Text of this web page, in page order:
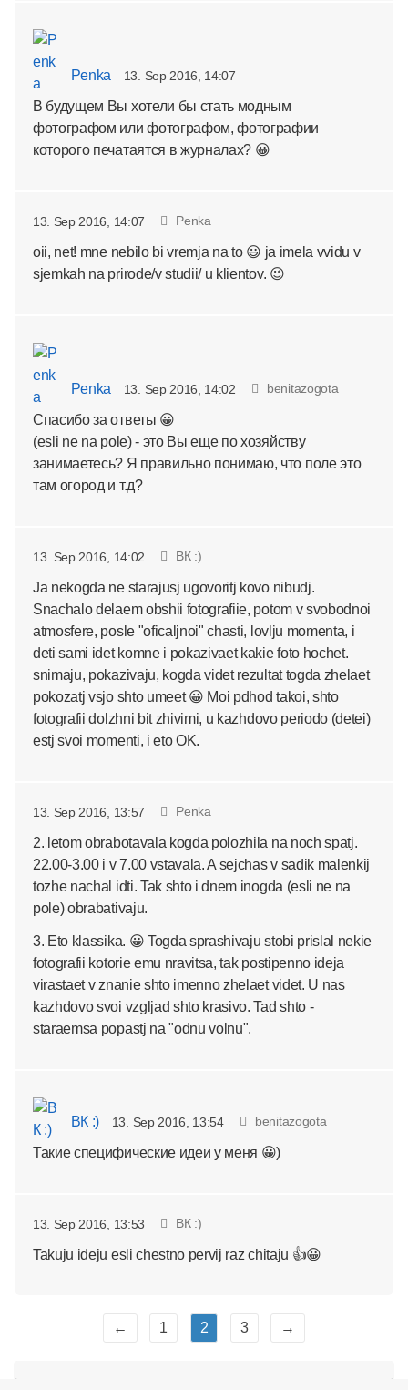
Penka 13. Sep 2016, 14:07
В будущем Вы хотели бы стать модным
фотографом или фотографом, фотографии
которого печатаятся в журналах? 😀
13. Sep 2016, 14:07 Penka
oii, net! mne nebilo bi vremja na to 😃 ja imela vvidu v
sjemkah na prirode/v studii/ u klientov. 😉
Penka 13. Sep 2016, 14:02 benitazogota
Спасибо за ответы 😀
(esli ne na pole) - это Вы еще по хозяйству
занимаетесь? Я правильно понимаю, что поле это
там огород и т.д?
13. Sep 2016, 14:02 ВК :)
Ja nekogda ne starajusj ugovoritj kovo nibudj.
Snachalo delaem obshii fotografiie, potom v svobodnoi
atmosfere, posle "oficaljnoi" chasti, lovlju momenta, i
deti sami idet komne i pokazivaet kakie foto hochet.
snimaju, pokazivaju, kogda videt rezultat togda zhelaet
pokozatj vsjo shto umeet 😀 Moi pdhod takoi, shto
fotografii dolzhni bit zhivimi, u kazhdovo periodo (detei)
estj svoi momenti, i eto OK.
13. Sep 2016, 13:57 Penka
2. letom obrabotavala kogda polozhila na noch spatj.
22.00-3.00 i v 7.00 vstavala. A sejchas v sadik malenkij
tozhe nachal idti. Tak shto i dnem inogda (esli ne na
pole) obrabativaju.
3. Eto klassika. 😀 Togda sprashivaju stobi prislal nekie
fotografii kotorie emu nravitsa, tak postipenno ideja
virastaet v znanie shto imenno zhelaet videt. U nas
kazhdovo svoi vzgljad shto krasivo. Tad shto -
staraemsa popastj na "odnu volnu".
ВК :) 13. Sep 2016, 13:54 benitazogota
Такие специфические идеи у меня 😀)
13. Sep 2016, 13:53 ВК :)
Takuju ideju esli chestno pervij raz chitaju 👍😀
← 1 2 3 →